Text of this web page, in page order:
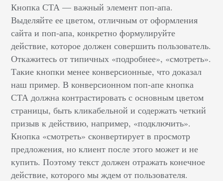
Кнопка СТА — важный элемент поп-апа.
Выделяйте ее цветом, отличным от оформления
сайта и поп-апа, конкретно формулируйте
действие, которое должен совершить пользователь.
Откажитесь от типичных «подробнее», «смотреть».
Такие кнопки менее конверсионные, что доказал
наш пример. В конверсионном поп-апе кнопка
СТА должна контрастировать с основным цветом
страницы, быть кликабельной и содержать четкий
призыв к действию, например, «подключить».
Кнопка «смотреть» сконвертирует в просмотр
предложения, но клиент после этого может и не
купить. Поэтому текст должен отражать конечное
действие, которого мы ждем от пользователя.